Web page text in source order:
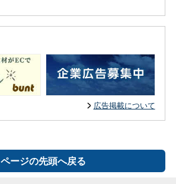
広告掲載について
ページの先頭へ戻る